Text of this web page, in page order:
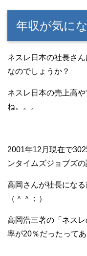
年収が気に
ネスレ日本の社長さ
なのでしょうか？
ネスレ日本の売上高
ね。。。
2001年12月現在で
ンタイムズジョブズ
高岡さんが社長にな
（＾＾；）
高岡浩三著の「ネス
率が20％だったってあ